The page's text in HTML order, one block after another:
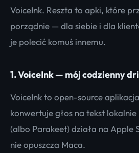
VoiceInk. Reszta to apki, które
porządnie — dla siebie i dla
je polecić komuś innemu.
1. VoiceInk — mój codzienny
VoiceInk to open-source
konwertuje głos na tekst
(albo Parakeet) działa na Apple
nie opuszcza Maca.